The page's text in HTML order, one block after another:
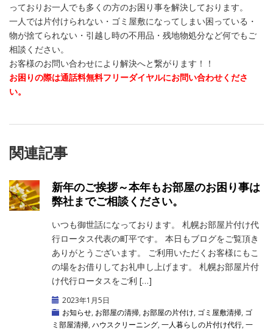
っておりお一人でも多くの方のお困り事を解決しております。
一人では片付けられない・ゴミ屋敷になってしまい困っている・
物が捨てられない・引越し時の不用品・残地物処分など何でもご
相談ください。
お客様のお問い合わせにより解決へと繋がります！！
お困りの際は通話料無料フリーダイヤルにお問い合わせくださ
い。
関連記事
新年のご挨拶～本年もお部屋のお困り事は
弊社までご相談ください。
いつも御世話になっております。 札幌お部屋片付け代
行ロータス代表の町平です。 本日もブログをご覧頂き
ありがとうございます。 ご利用いただくお客様にもこ
の場をお借りしてお礼申し上げます。 札幌お部屋片付
け代行ロータスをご利 […]
2023年1月5日
お知らせ, お部屋の清掃, お部屋の片付け, ゴミ屋敷清掃, ゴ
ミ部屋清掃, ハウスクリーニング, 一人暮らしの片付け代行, 一